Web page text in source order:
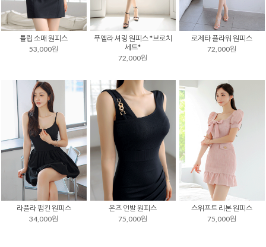
튤립 소매 원피스
53,000원
푸엘라 셔링 원피스 *브로치
세트*
72,000원
로제타 플라워 원피스
72,000원
라플라 펌킨 원피스
34,000원
온즈 언발 원피스
75,000원
스위프트 리본 원피스
75,000원